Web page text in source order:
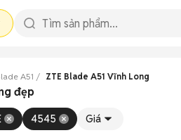
A51 ZTE Blade A51 Vĩnh Long
đẹp
4545 Giá